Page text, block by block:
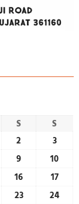
S
S
2
3
9
10
16
17
23
24